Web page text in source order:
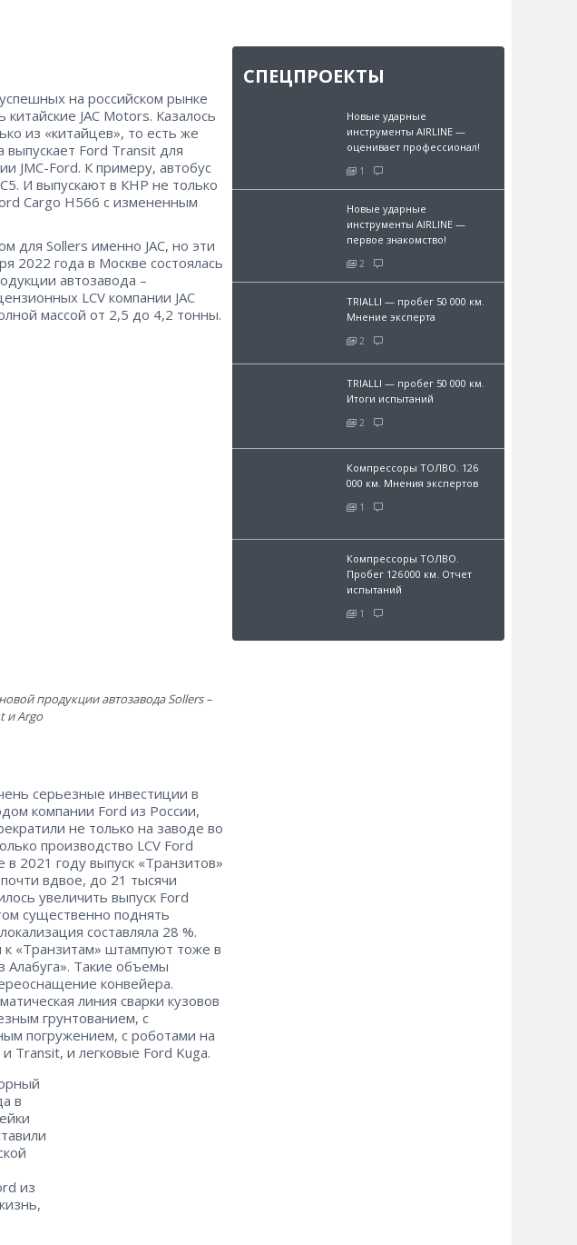
на российском рынке
JAC Motors. Казалось
из «китайцев», то есть же
выпускает Ford Transit для
JMC-Ford. К примеру, автобус
И выпускают в КНР не только
Cargo Н566 с измененным
для Sollers именно JAC, но эти
2022 года в Москве состоялась
автозавода –
LCV компании JAC
массой от 2,5 до 4,2 тонны.
продукции автозавода Sollers –
и Argo
серьезные инвестиции в
компании Ford из России,
не только на заводе во
производство LCV Ford
2021 году выпуск «Транзитов»
вдвое, до 21 тысячи
увеличить выпуск Ford
существенно поднять
составляла 28 %.
к «Транзитам» штампуют тоже в
Такие объемы
конвейера.
линия сварки кузовов
грунтованием, с
погружением, с роботами на
Transit, и легковые Ford Kuga.
в
из
СПЕЦПРОЕКТЫ
Новые ударные
инструменты AIRLINE —
оценивает профессионал!
1
Новые ударные
инструменты AIRLINE —
первое знакомство!
2
TRIALLI — пробег 50 000 км.
Мнение эксперта
2
TRIALLI — пробег 50 000 км.
Итоги испытаний
2
Компрессоры ТОЛВО. 126
000 км. Мнения экспертов
1
Компрессоры ТОЛВО.
Пробег 126 000 км. Отчет
испытаний
1